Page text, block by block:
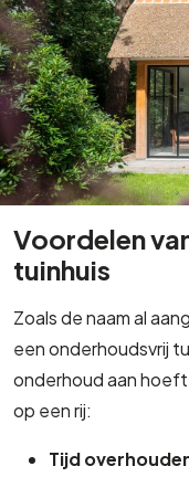
Voordelen
tuinhuis
Zoals de naam al
een onderhoudsvrij
onderhoud aan
op een rij:
Tijd